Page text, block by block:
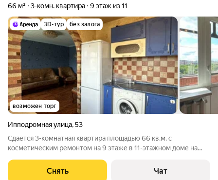
66 м² 3-комн. квартира 9 этаж из 11
3D-тур без залога
возможен торг
Ипподромная улица,53
Сдаётся 3-комнатная квартира площадью 66 кв.м. с
косметическим ремонтом на 9 этаже в 11-этажном доме на
Холодильник Кондиционер Дом - кирпичный, окна выходят во
двор и на улицу. В подъезде 1
Снять Чат